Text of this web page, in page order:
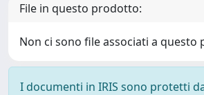
File in questo prodotto:
Non ci sono file associati a questo
I documenti in IRIS sono protetti